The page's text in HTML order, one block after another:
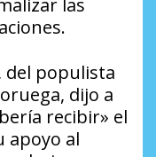
las
del populista
dijo a
recibir» el
apoyo al